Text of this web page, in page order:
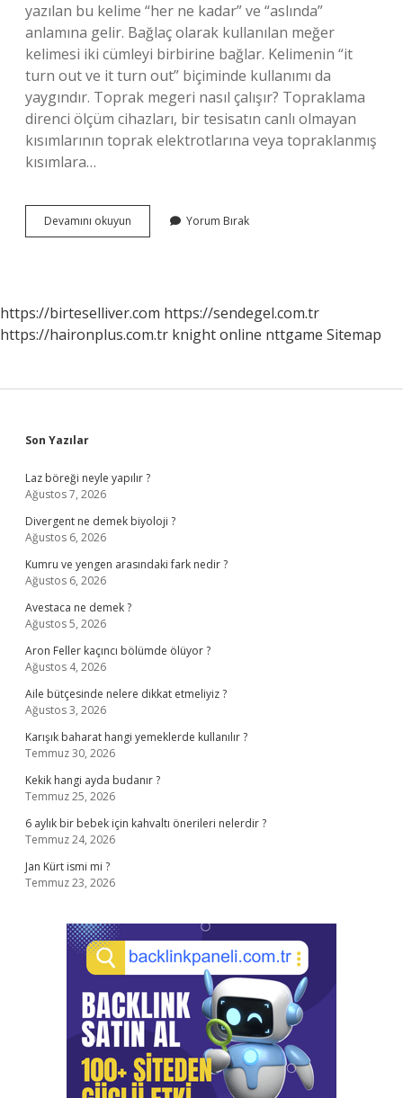
yazılan bu kelime “her ne kadar” ve “aslında”
anlamına gelir. Bağlaç olarak kullanılan meğer
kelimesi iki cümleyi birbirine bağlar. Kelimenin “it
turn out ve it turn out” biçiminde kullanımı da
yaygındır. Toprak megeri nasıl çalışır? Topraklama
direnci ölçüm cihazları, bir tesisatın canlı olmayan
kısımlarının toprak elektrotlarına veya topraklanmış
kısımlara…
Devamını okuyun
Ne
Yorum Bırak
https://birteselliver.com https://sendegel.com.tr
https://haironplus.com.tr knight online nttgame Sitemap
Sidebar
Son Yazılar
Laz böreği neyle yapılır ?
Ağustos 7, 2026
Divergent ne demek biyoloji ?
Ağustos 6, 2026
Kumru ve yengen arasındaki fark nedir ?
Ağustos 6, 2026
Avestaca ne demek ?
Ağustos 5, 2026
Aron Feller kaçıncı bölümde ölüyor ?
Ağustos 4, 2026
Aile bütçesinde nelere dikkat etmeliyiz ?
Ağustos 3, 2026
Karışık baharat hangi yemeklerde kullanılır ?
Temmuz 30, 2026
Kekik hangi ayda budanır ?
Temmuz 25, 2026
6 aylık bir bebek için kahvaltı önerileri nelerdir ?
Temmuz 24, 2026
Jan Kürt ismi mi ?
Temmuz 23, 2026